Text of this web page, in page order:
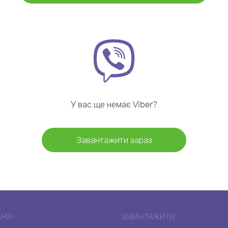
У вас ще немає Viber?
Завантажити зараз
ЗАВАНТАЖИТИ